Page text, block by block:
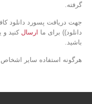
گرفته.
جهت دریافت پسورد دانلود
دانلود)) برای ما ارسال کنید
باشید.
هرگونه استفاده سایر اشخاص